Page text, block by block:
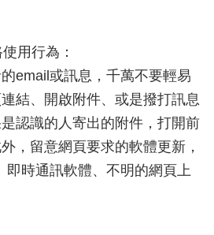
用行為：
email或訊息，千萬不要輕易
結、開啟附件、或是撥打訊息
認識的人寄出的附件，打開前
，留意網頁要求的軟體更新，
即時通訊軟體、不明的網頁上